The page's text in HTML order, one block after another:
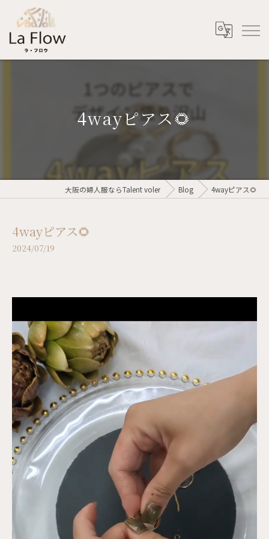
4wayピアス🌻
大阪の婦人服ならTalent voler Blog 4wayピアス🌻
4wayピアス🌻
2024/07/19